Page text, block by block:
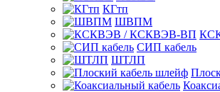
КГтп
ШВПМ
СИП кабель
ШТЛП